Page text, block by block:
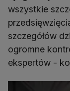
wszystkie
szczegółów
ogromne
ekspertów -